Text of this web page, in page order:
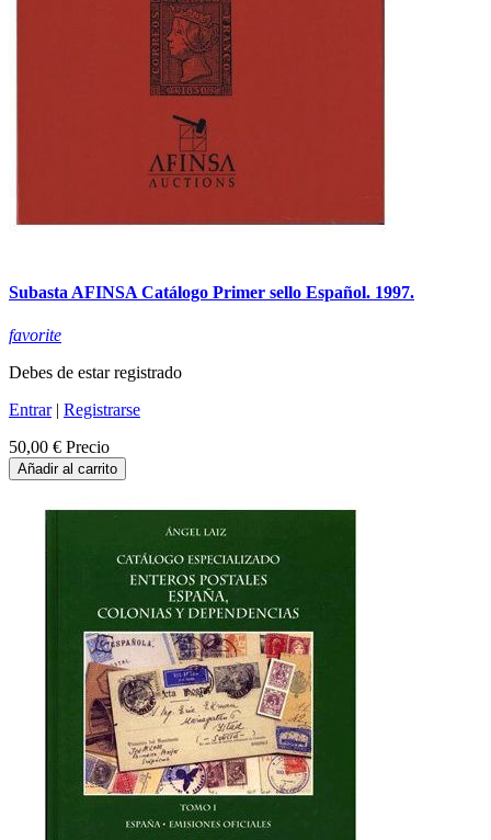
Subasta AFINSA Catálogo Primer sello Español. 1997.
favorite
Debes de estar registrado
Entrar| Registrarse
50,00 € Precio
Añadir al carrito